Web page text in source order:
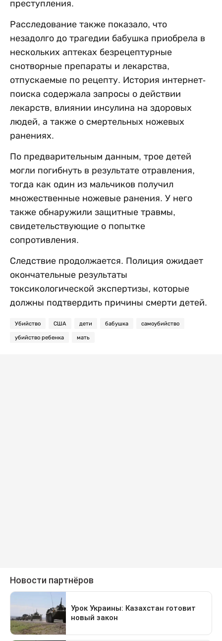
преступления.
Расследование также показало, что
незадолго до трагедии бабушка приобрела в
нескольких аптеках безрецептурные
снотворные препараты и лекарства,
отпускаемые по рецепту. История интернет-
поиска содержала запросы о действии
лекарств, влиянии инсулина на здоровых
людей, а также о смертельных ножевых
ранениях.
По предварительным данным, трое детей
могли погибнуть в результате отравления,
тогда как один из мальчиков получил
множественные ножевые ранения. У него
также обнаружили защитные травмы,
свидетельствующие о попытке
сопротивления.
Следствие продолжается. Полиция ожидает
окончательные результаты
токсикологической экспертизы, которые
должны подтвердить причины смерти детей.
Убийство США дети бабушка самоубийство
убийство ребенка мать